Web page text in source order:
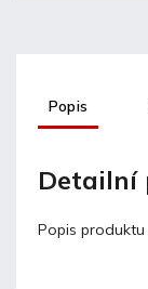
Popis
Detailní
Popis